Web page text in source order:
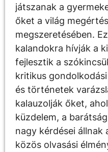
játszanak a
őket a világ
megszeretésében.
kalandokra hívják a
fejlesztik a
kritikus
és történetek
kalauzolják őket,
küzdelem, a
nagy kérdései állnak
közös olvasási